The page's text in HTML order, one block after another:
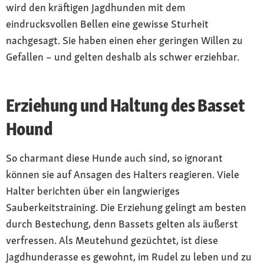
wird den kräftigen Jagdhunden mit dem
eindrucksvollen Bellen eine gewisse Sturheit
nachgesagt. Sie haben einen eher geringen Willen zu
Gefallen – und gelten deshalb als schwer erziehbar.
Erziehung und Haltung des Basset
Hound
So charmant diese Hunde auch sind, so ignorant
können sie auf Ansagen des Halters reagieren. Viele
Halter berichten über ein langwieriges
Sauberkeitstraining. Die Erziehung gelingt am besten
durch Bestechung, denn Bassets gelten als äußerst
verfressen. Als Meutehund gezüchtet, ist diese
Jagdhunderasse es gewohnt, im Rudel zu leben und zu